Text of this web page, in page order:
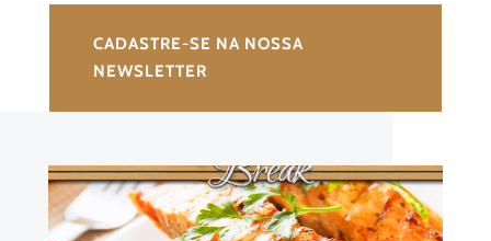
CADASTRE-SE NA NOSSA
NEWSLETTER